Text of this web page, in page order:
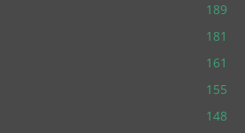
189
181
161
155
148